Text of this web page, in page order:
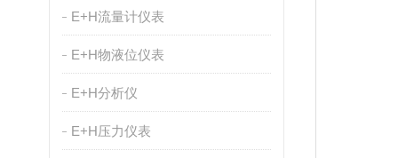
E+H流量计仪表
E+H物液位仪表
E+H分析仪
E+H压力仪表